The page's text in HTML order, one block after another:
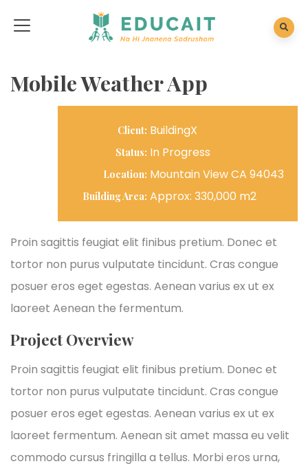
Mobile Weather App
Client: BuildingX
Status: In Progress
Location: Mountain View CA 94043
Building Area: Approx: 330,000 m2
Proin sagittis feugiat elit finibus pretium. Donec et
tortor non purus vulputate tincidunt. Cras congue
posuer eros eget egestas. Aenean varius ex ut ex
laoreet Aenean the fermentum.
Project Overview
Proin sagittis feugiat elit finibus pretium. Donec et
tortor non purus vulputate tincidunt. Cras congue
posuer eros eget egestas. Aenean varius ex ut ex
laoreet fermentum. Aenean sit amet massa eu velit
commodo cursus fringilla a tellus. Morbi eros urna,